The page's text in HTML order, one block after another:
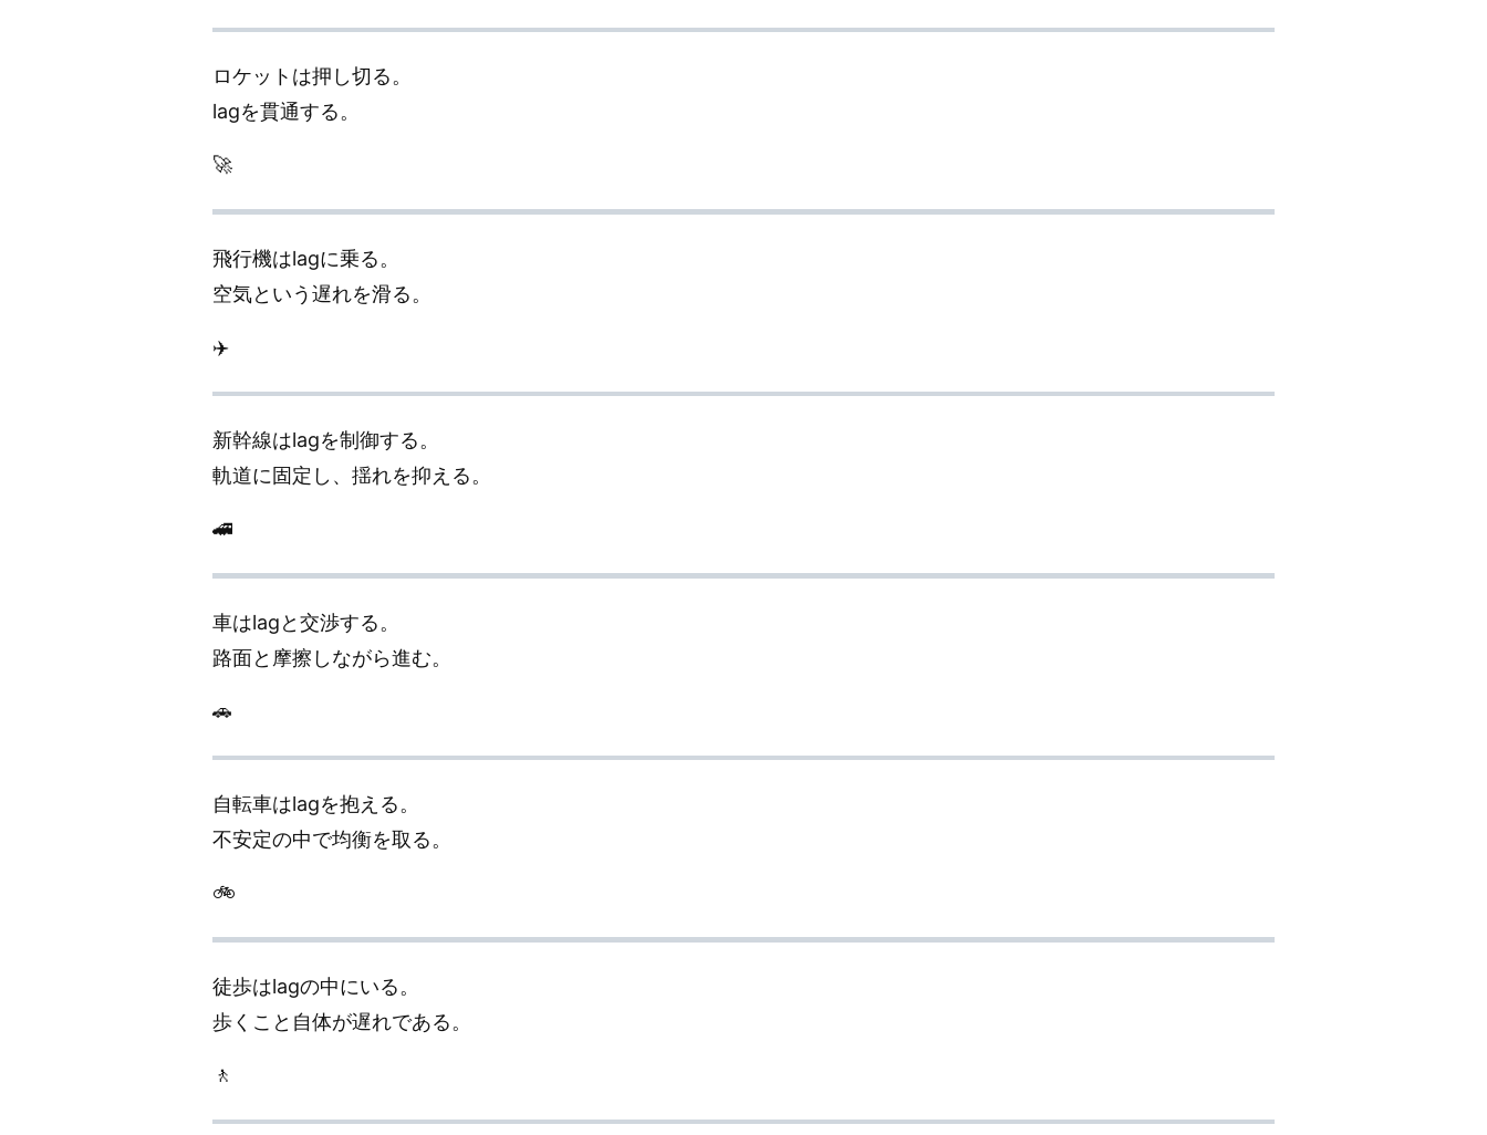
ロケットは押し切る。
lagを貫通する。
🚀
飛行機はlagに乗る。
空気という遅れを滑る。
✈️
新幹線はlagを制御する。
軌道に固定し、揺れを抑える。
🚄
車はlagと交渉する。
路面と摩擦しながら進む。
🚗
自転車はlagを抱える。
不安定の中で均衡を取る。
🚲
徒歩はlagの中にいる。
歩くこと自体が遅れである。
🚶